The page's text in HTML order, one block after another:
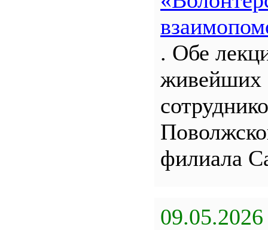
. Обе
живейших
филиала
09.05.2026